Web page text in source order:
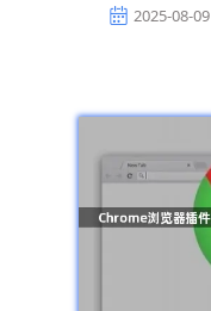
2025-08-09